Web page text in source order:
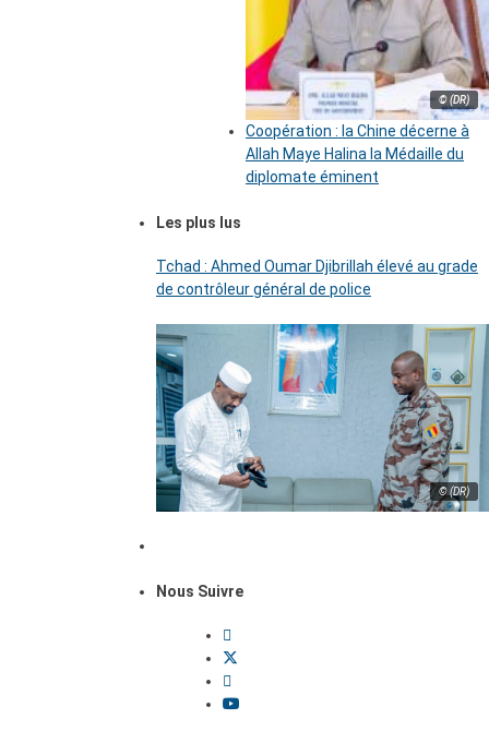
© (DR)
Coopération : la Chine décerne à
Allah Maye Halina la Médaille du
diplomate éminent
Les plus lus
Tchad : Ahmed Oumar Djibrillah élevé au grade
de contrôleur général de police
© (DR)
Nous Suivre